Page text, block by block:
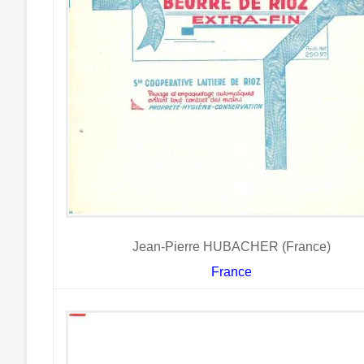
Jean-Pierre HUBACHER (France)
France